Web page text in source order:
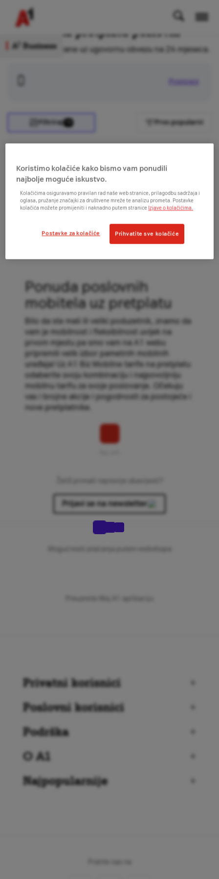
A Business
Mobiteli na pretplatu poslovni
Cijene su prikazane uz ugovornu obvezu na 24 mjeseca.
Promijeni
Filtriraj Prvo popularni
vrati.Saznaj više
Ponuda poslovnih
mobitela uz pretplatu
Bilo da ste mali ili veliki poduzetnik, znamo da
vam je mobilnost i fleksibilnost uvijek na
prvom mjestu pa smo vam na A1 webu
pripremili velik izbor pametnih mobilnih
uređaja! Uz A1 Biz Mobilne tarife na pretplatu
odaberite svoju kombinaciju i najpovoljniju
mobilnu tarifu za svoje poslovanje. Očekuju
vas i brojne akcije i pogodnosti za postojeće i
nove pretplatnike.
Prijavi se na newsletter
Privatni korisnici
+
Poslovni korisnici
+
Podrška
+
O A1
+
Najpopularnije
+
Koristimo kolačiće kako bismo vam ponudili
najbolje moguće iskustvo.
Kolačićima osiguravamo pravilan rad naše web stranice, prilagodbu sadržaja i
oglasa, pružanje značajki za društvene mreže te analizu prometa. Postavke
kolačića možete promijeniti i naknadno putem stranice Izjave o kolačićima.
Postavke za kolačiće Prihvatite sve kolačiće